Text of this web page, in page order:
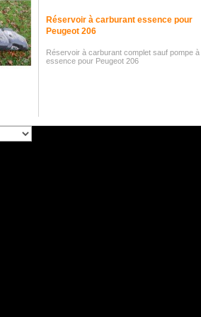
Réservoir à carburant essence pour
Peugeot 206
Réservoir à carburant complet sauf pompe à
essence pour Peugeot 206